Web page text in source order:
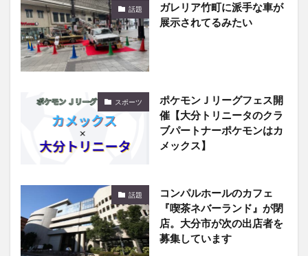
話題
ガレリア竹町に派手な車が
展示されてるみたい
スポーツ
ポケモンＪリーグフェス開
催【大分トリニータのクラ
ブパートナーポケモンはカ
メックス】
話題
コンパルホールのカフェ
『喫茶ネバーランド』が閉
店。大分市が次の出店者を
募集しています